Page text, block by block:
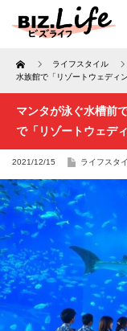
Home ライフスタイル
水族館で「リゾートウェディン
マンタが泳ぐ水槽前
で「リゾートウェディ
2021/12/15 ライフスタ